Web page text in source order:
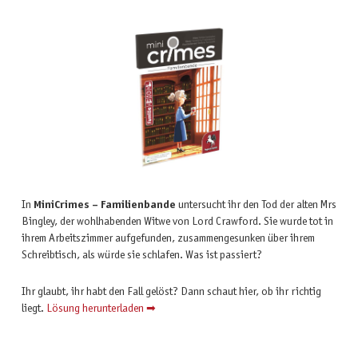
In MiniCrimes – Familienbande untersucht ihr den Tod der alten Mrs
Bingley, der wohlhabenden Witwe von Lord Crawford. Sie wurde tot in
ihrem Arbeitszimmer aufgefunden, zusammengesunken über ihrem
Schreibtisch, als würde sie schlafen. Was ist passiert?
Ihr glaubt, ihr habt den Fall gelöst? Dann schaut hier, ob ihr richtig
liegt. Lösung herunterladen ➡